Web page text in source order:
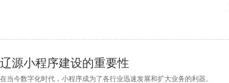
辽源小程序建设的重要性
在当今数字化时代，小程序成为了各行业迅速发展和扩大业务的利器。